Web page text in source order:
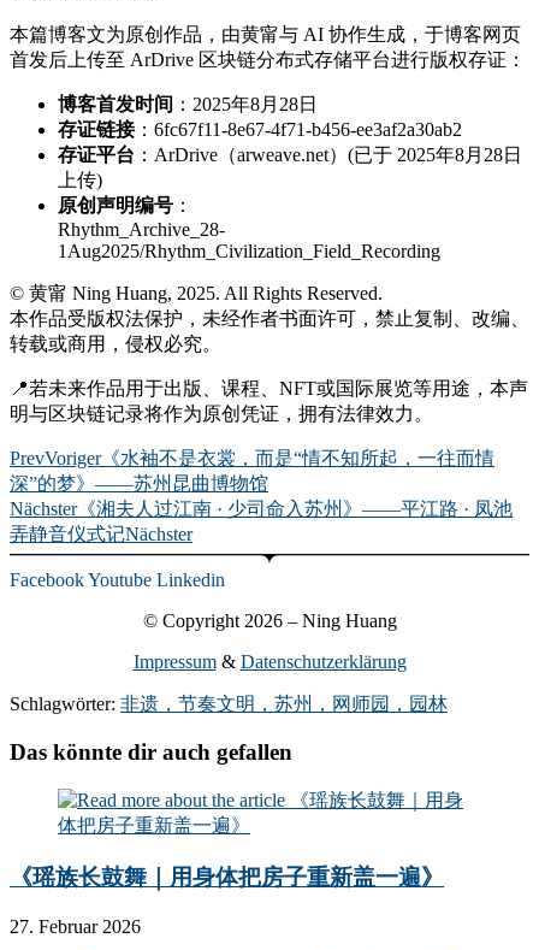
本篇博客文为原创作品，由黄甯与 AI 协作生成，于博客网页
首发后上传至 ArDrive 区块链分布式存储平台进行版权存证：
博客首发时间 ：2025年8月28日
存证链接：6fc67f11-8e67-4f71-b456-ee3af2a30ab2
存证平台 ：ArDrive（arweave.net）(已于 2025年8月28日
上传)
原创声明编号 ：
Rhythm_Archive_28-
1Aug2025/Rhythm_Civilization_Field_Recording
© 黄甯 Ning Huang, 2025. All Rights Reserved.
本作品受版权法保护，未经作者书面许可，禁止复制、改编、
转载或商用，侵权必究。
📍若未来作品用于出版、课程、NFT或国际展览等用途，本声
明与区块链记录将作为原创凭证，拥有法律效力。
PrevVoriger《水袖不是衣裳，而是“情不知所起，一往而情
深”的梦》——苏州昆曲博物馆
Nächster《湘夫人过江南 · 少司命入苏州》——平江路 · 凤池
弄静音仪式记Nächster
FacebookYoutube Linkedin
© Copyright 2026 – Ning Huang
Impressum& Datenschutzerklärung
Schlagwörter: 非遗，节奏文明，苏州，网师园，园林
Das könnte dir auch gefallen
《瑶族长鼓舞｜用身体把房子重新盖一遍》
27. Februar 2026